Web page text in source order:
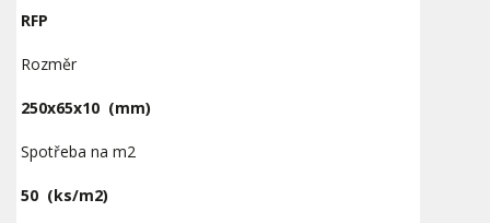
RFP
Rozměr
250x65x10 (mm)
Spotřeba na m2
50 (ks/m2)